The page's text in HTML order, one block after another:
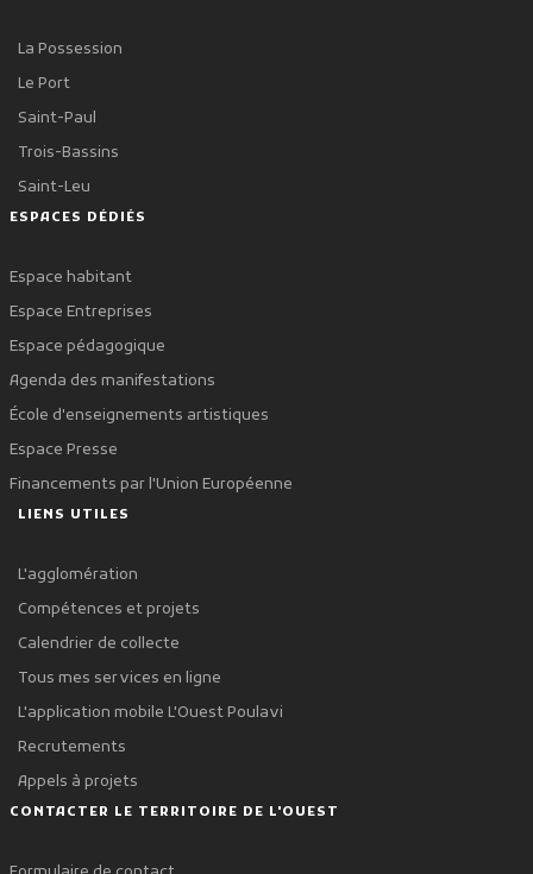
La Possession
Le Port
Saint-Paul
Trois-Bassins
Saint-Leu
ESPACES DÉDIÉS
Espace habitant
Espace Entreprises
Espace pédagogique
Agenda des manifestations
École d'enseignements artistiques
Espace Presse
Financements par l'Union Européenne
LIENS UTILES
L'agglomération
Compétences et projets
Calendrier de collecte
Tous mes services en ligne
L'application mobile L'Ouest Poulavi
Recrutements
Appels à projets
CONTACTER LE TERRITOIRE DE L'OUEST